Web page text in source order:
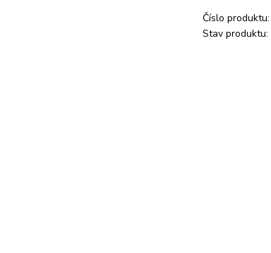
Číslo produktu:
Stav produktu: